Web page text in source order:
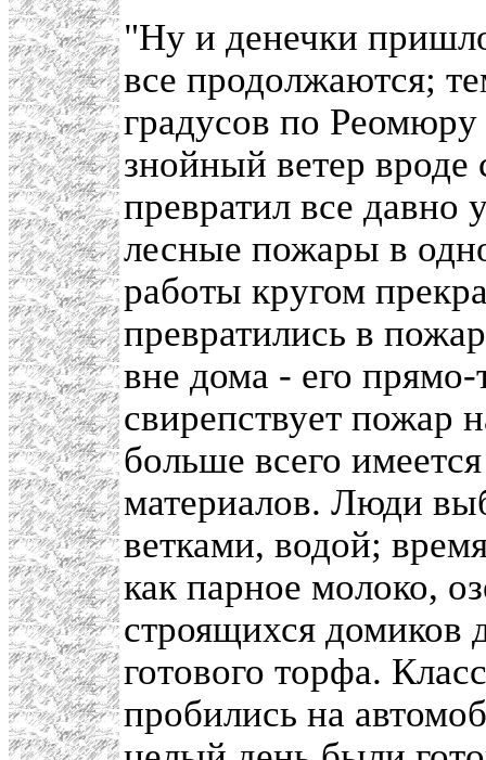
"Ну и денечки
все продолжаются;
градусов по
знойный ветер
превратил все
лесные пожары в
работы кругом
превратились в
вне дома - его прямо-
свирепствует пожар
больше всего
материалов. Люди
ветками, водой;
как парное молоко,
строящихся домиков
готового торфа.
пробились на